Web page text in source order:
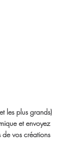
les plus grands)
et envoyez
de vos créations